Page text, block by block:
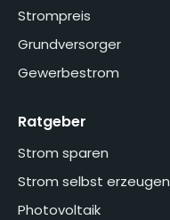
Strompreis
Grundversorger
Gewerbestrom
Ratgeber
Strom sparen
Strom selbst erzeugen
Photovoltaik